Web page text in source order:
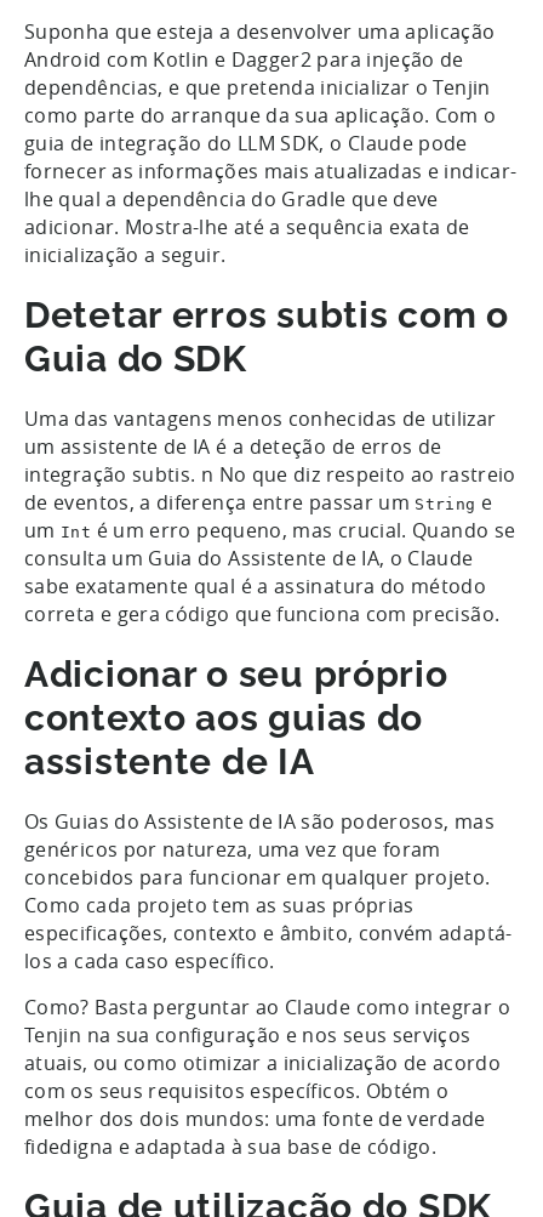
Suponha que esteja a desenvolver uma aplicação
Android com Kotlin e Dagger2 para injeção de
dependências, e que pretenda inicializar o Tenjin
como parte do arranque da sua aplicação. Com o
guia de integração do LLM SDK, o Claude pode
fornecer as informações mais atualizadas e indicar-
lhe qual a dependência do Gradle que deve
adicionar. Mostra-lhe até a sequência exata de
inicialização a seguir.
Detetar erros subtis com o
Guia do SDK
Uma das vantagens menos conhecidas de utilizar
um assistente de IA é a deteção de erros de
integração subtis. n No que diz respeito ao rastreio
de eventos, a diferença entre passar um String e
um Int é um erro pequeno, mas crucial. Quando se
consulta um Guia do Assistente de IA, o Claude
sabe exatamente qual é a assinatura do método
correta e gera código que funciona com precisão.
Adicionar o seu próprio
contexto aos guias do
assistente de IA
Os Guias do Assistente de IA são poderosos, mas
genéricos por natureza, uma vez que foram
concebidos para funcionar em qualquer projeto.
Como cada projeto tem as suas próprias
especificações, contexto e âmbito, convém adaptá-
los a cada caso específico.
Como? Basta perguntar ao Claude como integrar o
Tenjin na sua configuração e nos seus serviços
atuais, ou como otimizar a inicialização de acordo
com os seus requisitos específicos. Obtém o
melhor dos dois mundos: uma fonte de verdade
fidedigna e adaptada à sua base de código.
Guia de utilização do SDK